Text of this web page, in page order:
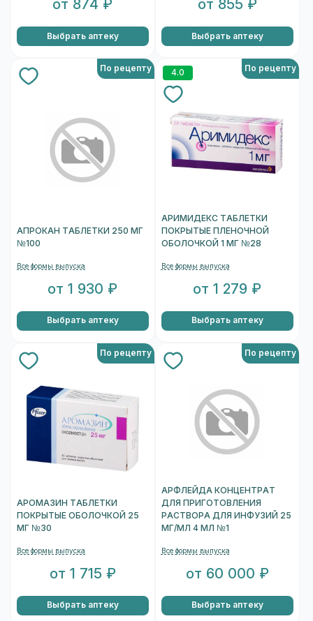
от 874 ₽
Выбрать аптеку
от 855 ₽
Выбрать аптеку
По рецепту
АПРОКАН ТАБЛЕТКИ 250 МГ
№100
Все формы выпуска
от 1 930 ₽
Выбрать аптеку
4.0 По рецепту
АРИМИДЕКС ТАБЛЕТКИ
ПОКРЫТЫЕ ПЛЕНОЧНОЙ
ОБОЛОЧКОЙ 1 МГ №28
Все формы выпуска
от 1 279 ₽
Выбрать аптеку
По рецепту
АРОМАЗИН ТАБЛЕТКИ
ПОКРЫТЫЕ ОБОЛОЧКОЙ 25
МГ №30
Все формы выпуска
от 1 715 ₽
Выбрать аптеку
По рецепту
АРФЛЕЙДА КОНЦЕНТРАТ
ДЛЯ ПРИГОТОВЛЕНИЯ
РАСТВОРА ДЛЯ ИНФУЗИЙ 25
МГ/МЛ 4 МЛ №1
Все формы выпуска
от 60 000 ₽
Выбрать аптеку